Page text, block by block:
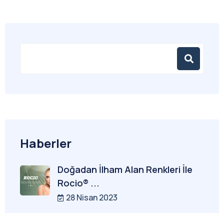
Haberler
Doğadan İlham Alan Renkleri İle
Rocio® ...
28 Nisan 2023